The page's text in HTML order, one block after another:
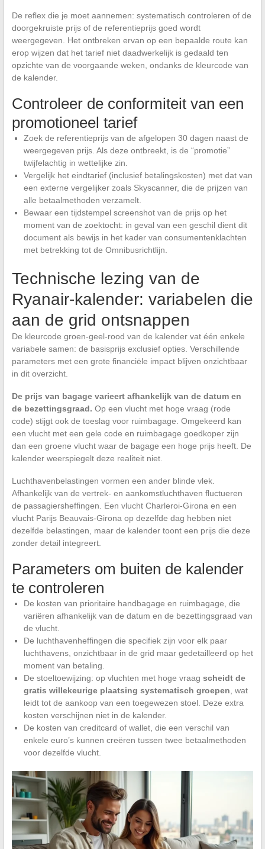
De reflex die je moet aannemen: systematisch controleren of de
doorgekruiste prijs of de referentieprijs goed wordt
weergegeven. Het ontbreken ervan op een bepaalde route kan
erop wijzen dat het tarief niet daadwerkelijk is gedaald ten
opzichte van de voorgaande weken, ondanks de kleurcode van
de kalender.
Controleer de conformiteit van een
promotioneel tarief
Zoek de referentieprijs van de afgelopen 30 dagen naast de
weergegeven prijs. Als deze ontbreekt, is de “promotie”
twijfelachtig in wettelijke zin.
Vergelijk het eindtarief (inclusief betalingskosten) met dat van
een externe vergelijker zoals Skyscanner, die de prijzen van
alle betaalmethoden verzamelt.
Bewaar een tijdstempel screenshot van de prijs op het
moment van de zoektocht: in geval van een geschil dient dit
document als bewijs in het kader van consumentenklachten
met betrekking tot de Omnibusrichtlijn.
Technische lezing van de
Ryanair-kalender: variabelen die
aan de grid ontsnappen
De kleurcode groen-geel-rood van de kalender vat één enkele
variabele samen: de basisprijs exclusief opties. Verschillende
parameters met een grote financiële impact blijven onzichtbaar
in dit overzicht.
De prijs van bagage varieert afhankelijk van de datum en
de bezettingsgraad. Op een vlucht met hoge vraag (rode
code) stijgt ook de toeslag voor ruimbagage. Omgekeerd kan
een vlucht met een gele code en ruimbagage goedkoper zijn
dan een groene vlucht waar de bagage een hoge prijs heeft. De
kalender weerspiegelt deze realiteit niet.
Luchthavenbelastingen vormen een ander blinde vlek.
Afhankelijk van de vertrek- en aankomstluchthaven fluctueren
de passagiersheffingen. Een vlucht Charleroi-Girona en een
vlucht Parijs Beauvais-Girona op dezelfde dag hebben niet
dezelfde belastingen, maar de kalender toont een prijs die deze
zonder detail integreert.
Parameters om buiten de kalender
te controleren
De kosten van prioritaire handbagage en ruimbagage, die
variëren afhankelijk van de datum en de bezettingsgraad van
de vlucht.
De luchthavenheffingen die specifiek zijn voor elk paar
luchthavens, onzichtbaar in de grid maar gedetailleerd op het
moment van betaling.
De stoeltoewijzing: op vluchten met hoge vraag scheidt de
gratis willekeurige plaatsing systematisch groepen, wat
leidt tot de aankoop van een toegewezen stoel. Deze extra
kosten verschijnen niet in de kalender.
De kosten van creditcard of wallet, die een verschil van
enkele euro’s kunnen creëren tussen twee betaalmethoden
voor dezelfde vlucht.